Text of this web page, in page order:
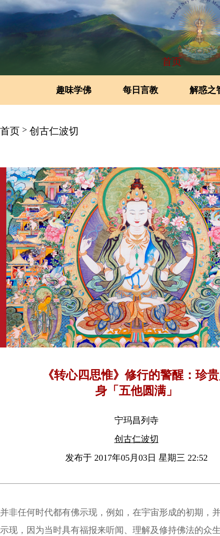
首页
趣味学佛 每日言教 解惑之
首页 > 创古仁波切
《转心四思惟》修行的警醒：珍
身「五他圆满」
宁玛昌列寺
创古仁波切
发布于 2017年05月03日 星期三 22:52
并非任何时代都有佛示现，例如，在宇宙形成的初期，
示现，因为当时具有福报来听闻、理解及修持佛法的众